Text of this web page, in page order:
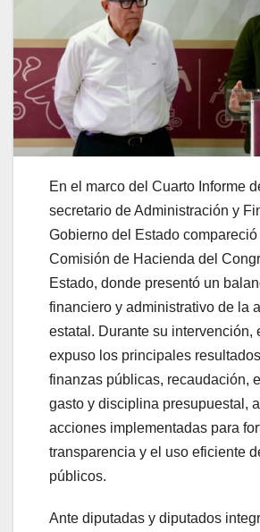
En el marco del Cuarto Informe
secretario de Administración y
Gobierno del Estado compareció
Comisión de Hacienda del
Estado, donde presentó un
financiero y administrativo de la
estatal. Durante su intervención,
expuso los principales
finanzas públicas, recaudación,
gasto y disciplina presupuestal,
acciones implementadas para
transparencia y el uso eficiente
públicos.
Ante diputadas y diputados